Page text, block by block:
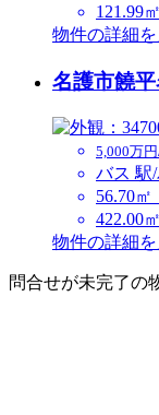
121.99
物件の詳細を
名護市饒
5,000万円
バス 駅
56.70㎡
422.00
物件の詳細を
問合せが未完了の